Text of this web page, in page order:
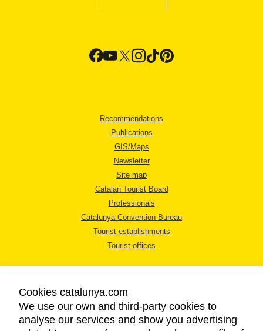
Recommendations
Publications
GIS/Maps
Newsletter
Site map
Catalan Tourist Board
Professionals
Catalunya Convention Bureau
Tourist establishments
Tourist offices
LEGAL NOTICE
Cookies catalunya.com
We use our own and third-party cookies to
analyse our services and show you advertising